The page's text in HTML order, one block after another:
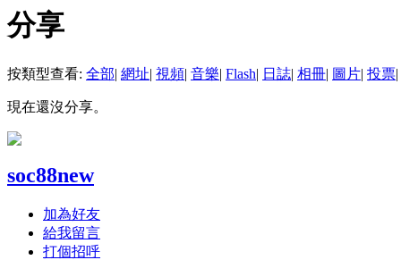
分享
按類型查看: 全部| 網址| 視頻| 音樂| Flash| 日誌| 相冊| 圖片| 投票|
現在還沒分享。
soc88new
加為好友
給我留言
打個招呼